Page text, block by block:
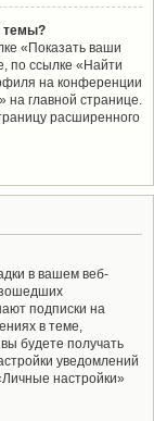
темы?
«Показать ваши
по ссылке «Найти
на конференции
главной странице.
расширенного
в вашем веб-
подписки на
в теме,
будете получать
уведомлений
настройки»